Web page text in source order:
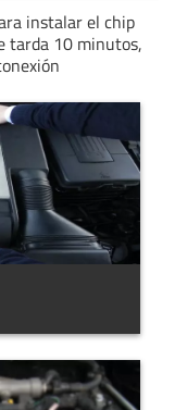
instalar el chip
tarda 10 minutos,